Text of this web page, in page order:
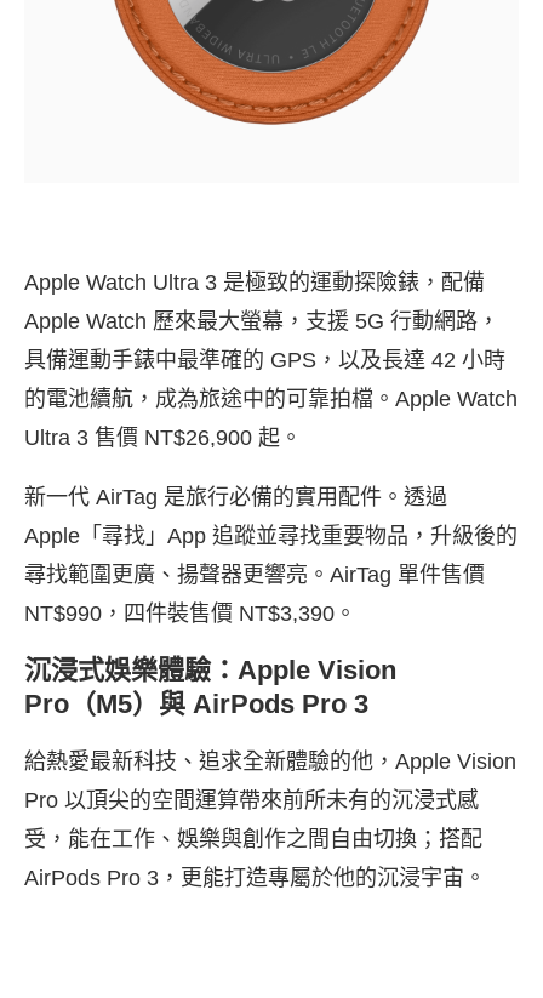
Apple Watch Ultra 3 是極致的運動探險錶，配備
Apple Watch 歷來最大螢幕，支援 5G 行動網路，
具備運動手錶中最準確的 GPS，以及長達 42 小時
的電池續航，成為旅途中的可靠拍檔。 Apple Watch
Ultra 3 售價 NT$26,900 起 。
新一代 AirTag 是旅行必備的實用配件。透過
Apple「尋找」App 追蹤並尋找重要物品，升級後的
尋找範圍更廣、揚聲器更響亮。 AirTag 單件售價
NT$990，四件裝售價 NT$3,390 。
沉浸式娛樂體驗：Apple Vision
Pro（M5）與 AirPods Pro 3
給熱愛最新科技、追求全新體驗的他，Apple Vision
Pro 以頂尖的空間運算帶來前所未有的沉浸式感
受，能在工作、娛樂與創作之間自由切換；搭配
AirPods Pro 3，更能打造專屬於他的沉浸宇宙。